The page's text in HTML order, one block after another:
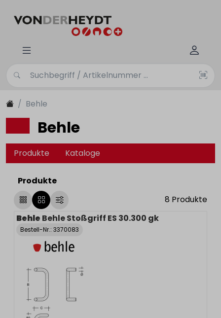
Behle
Behle
Produkte Kataloge
Produkte
8 Produkte
Behle Behle Stoßgriff ES 30.300 gk
Bestell-Nr.: 3370083